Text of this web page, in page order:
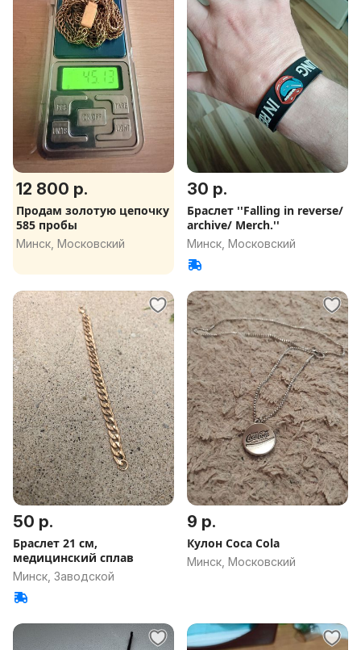
12 800 р.
Продам золотую цепочку
585 пробы
Минск, Московский
30 р.
Браслет ''Falling in reverse/
archive/ Merch.''
Минск, Московский
50 р.
Браслет 21 см,
медицинский сплав
Минск, Заводской
9 р.
Кулон Coca Cola
Минск, Московский